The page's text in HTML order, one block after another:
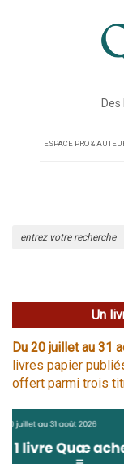
ESPACE PRO &
Un
Du 20 juillet au 31
livres papier
offert parmi trois